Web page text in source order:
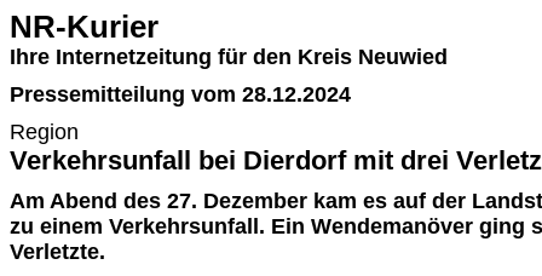
NR-Kurier
Ihre Internetzeitung für den Kreis Neuwied
Pressemitteilung vom 28.12.2024
Region
Verkehrsunfall bei Dierdorf mit drei
Am Abend des 27. Dezember kam es auf der
zu einem Verkehrsunfall. Ein Wendemanöver ging
Verletzte.